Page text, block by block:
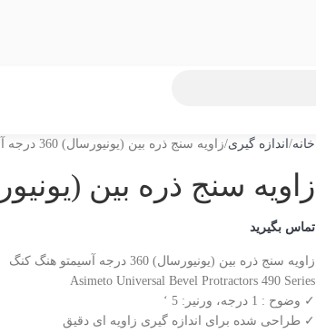
خانه اندازه گیری زاویه سنج ذره بین (یونیورسال) 360 درجه آسیمتو
زاویه سنج ذره بین (یونیورسال) 360
تماس بگیرید
زاویه سنج ذره بین (یونیورسال) 360 درجه آسیمتو هنگ کنگ
Asimeto Universal Bevel Protractors 490 Series
✓ وضوح : 1 درجه، ورنیر: 5 ‘
✓ طراحی شده برای اندازه گیری زاویه ای دقیق